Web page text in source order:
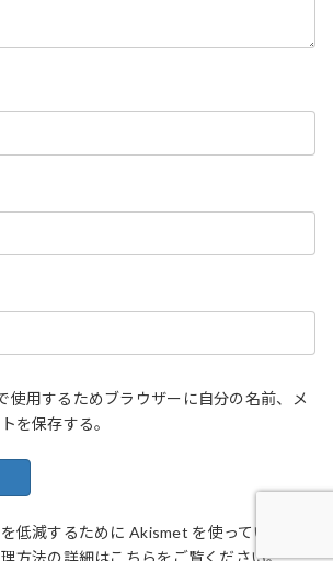
使用するためブラウザーに自分の名前、メ
を保存する。
低減するために Akismet を使っています。